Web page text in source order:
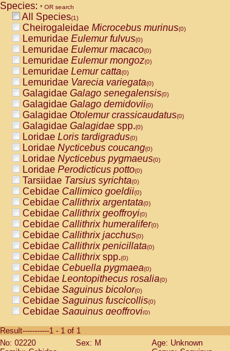
Species: * OR search
All Species(1)
Cheirogaleidae Microcebus murinus(0)
Lemuridae Eulemur fulvus(0)
Lemuridae Eulemur macaco(0)
Lemuridae Eulemur mongoz(0)
Lemuridae Lemur catta(0)
Lemuridae Varecia variegata(0)
Galagidae Galago senegalensis(0)
Galagidae Galago demidovii(0)
Galagidae Otolemur crassicaudatus(0)
Galagidae Galagidae spp.(0)
Loridae Loris tardigradus(0)
Loridae Nycticebus coucang(0)
Loridae Nycticebus pygmaeus(0)
Loridae Perodicticus potto(0)
Tarsiidae Tarsius syrichta(0)
Cebidae Callimico goeldii(0)
Cebidae Callithrix argentata(0)
Cebidae Callithrix geoffroyi(0)
Cebidae Callithrix humeralifer(0)
Cebidae Callithrix jacchus(0)
Cebidae Callithrix penicillata(0)
Cebidae Callithrixspp.(0)
Cebidae Cebuella pygmaea(0)
Cebidae Leontopithecus rosalia(0)
Cebidae Saguinus bicolor(0)
Cebidae Saguinus fuscicollis(0)
Cebidae Saguinus geoffroyi(0)
CebidaeSaguinus labiatus(0)
Cebidae Saguinus leucopus (0)
Result-----------1 - 1 of 1
No: 02220
Sex: M
Age: Unknown